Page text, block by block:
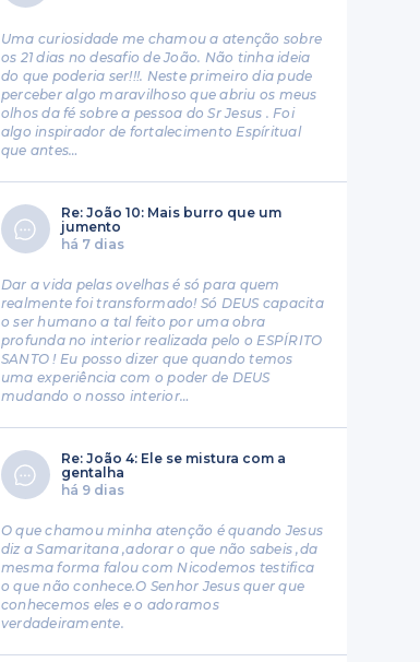
Uma curiosidade me chamou a atenção sobre
os 21 dias no desafio de João. Não tinha ideia
do que poderia ser!!!. Neste primeiro dia pude
perceber algo maravilhoso que abriu os meus
olhos da fé sobre a pessoa do Sr Jesus . Foi
algo inspirador de fortalecimento Espíritual
que antes…
Re: João 10: Mais burro que um
jumento
há 7 dias
Dar a vida pelas ovelhas é só para quem
realmente foi transformado! Só DEUS capacita
o ser humano a tal feito por uma obra
profunda no interior realizada pelo o ESPÍRITO
SANTO ! Eu posso dizer que quando temos
uma experiência com o poder de DEUS
mudando o nosso interior…
Re: João 4: Ele se mistura com a
gentalha
há 9 dias
O que chamou minha atenção é quando Jesus
diz a Samaritana ,adorar o que não sabeis ,da
mesma forma falou com Nicodemos testifica
o que não conhece.O Senhor Jesus quer que
conhecemos eles e o adoramos
verdadeiramente.